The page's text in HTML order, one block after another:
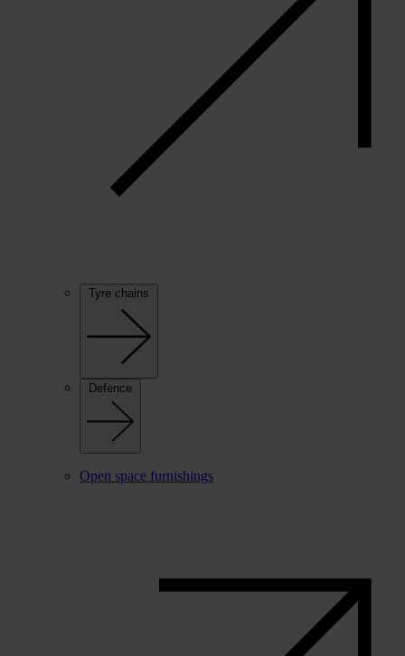
Tyre chains
Defence
Open space furnishings